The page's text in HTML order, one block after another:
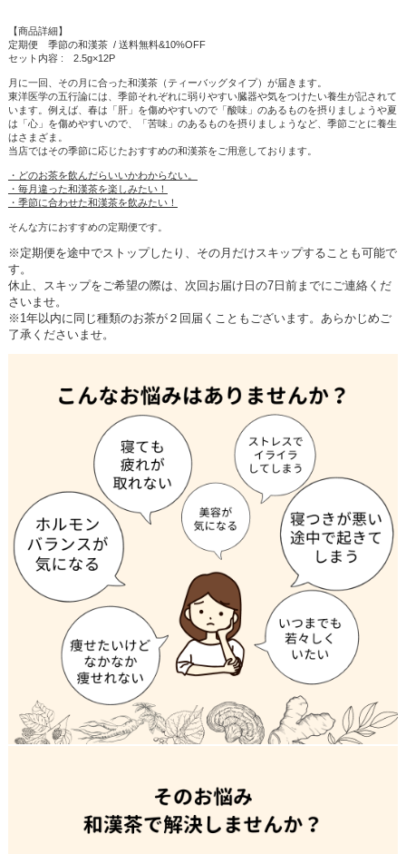
【商品詳細】
定期便 季節の和漢茶 / 送料無料&10%OFF
セット内容 : 2.5g×12P
月に一回、その月に合った和漢茶（ティーバッグタイプ）が届きます。
東洋医学の五行論には、季節それぞれに弱りやすい臓器や気をつけたい養生が記されて
います。例えば、春は「肝」を傷めやすいので「酸味」のあるものを摂りましょうや夏
は「心」を傷めやすいので、「苦味」のあるものを摂りましょうなど、季節ごとに養生
はさまざま。
当店ではその季節に応じたおすすめの和漢茶をご用意しております。
・どのお茶を飲んだらいいかわからない。
・毎月違った和漢茶を楽しみたい！
・季節に合わせた和漢茶を飲みたい！
そんな方におすすめの定期便です。
※定期便を途中でストップしたり、その月だけスキップすることも可能で
す。
休止、スキップをご希望の際は、次回お届け日の7日前までにご連絡くだ
さいませ。
※1年以内に同じ種類のお茶が２回届くこともございます。あらかじめご
了承くださいませ。